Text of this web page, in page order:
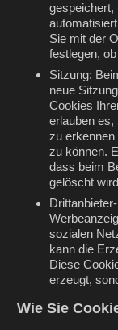
gespeichert,
Sie mit der
festlegen,
Sitzung:
neue
Cookies
erlauben
zu erkennen
zu können.
dass beim
gelöscht
sozialen
kann die
Diese
erzeugt,
Wie Sie